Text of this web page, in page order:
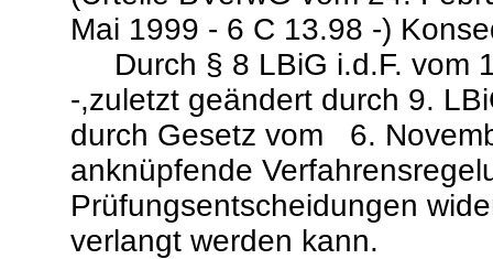
Mai 1999 - 6 C 13.98 -)
Durch § 8 LBiG i.d.F. vom
-,zuletzt geändert durch 9.
durch Gesetz vom 6.
anknüpfende
Prüfungsentscheidungen
verlangt werden kann.